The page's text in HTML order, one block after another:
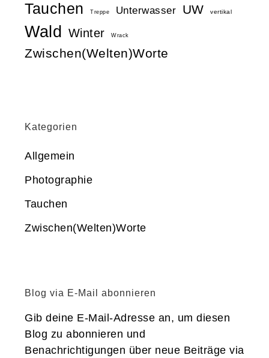
Tauchen
Treppe Unterwasser UW vertikal
Wald Winter Wrack
Zwischen(Welten)Worte
Kategorien
Allgemein
Photographie
Tauchen
Zwischen(Welten)Worte
Blog via E-Mail abonnieren
Gib deine E-Mail-Adresse an, um diesen
Blog zu abonnieren und
Benachrichtigungen über neue Beiträge via